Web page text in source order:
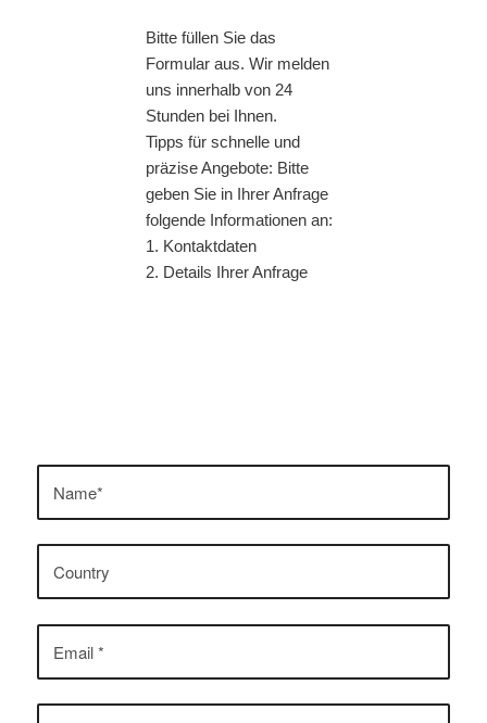
Bitte füllen Sie das
Formular aus. Wir melden
uns innerhalb von 24
Stunden bei Ihnen.
Tipps für schnelle und
präzise Angebote: Bitte
geben Sie in Ihrer Anfrage
folgende Informationen an:
1. Kontaktdaten
2. Details Ihrer Anfrage